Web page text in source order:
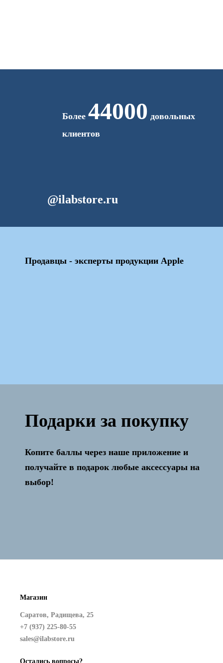
Более 44000 довольных
клиентов
@ilabstore.ru
Продавцы - эксперты продукции Apple
Активация и настройка бесплатно!
Подарки за покупку
Копите баллы через наше приложение и
получайте в подарок любые аксессуары на
выбор!
Магазин
Саратов, Радищева, 25
+7 (937) 225-80-55
sales@ilabstore.ru
Остались вопросы?